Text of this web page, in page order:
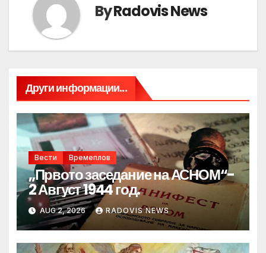
ByRadovis News
Други информации...
Вести Времеплов
„Првото заседание на АСНОМ“-
2 Август 1944 год.
AUG 2, 2026 RADOVIS NEWS